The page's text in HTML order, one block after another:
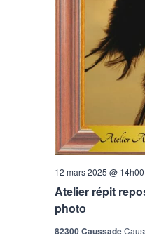
Atelier répit
photo
12 mars 2025 @ 14h00
82300 Caussade